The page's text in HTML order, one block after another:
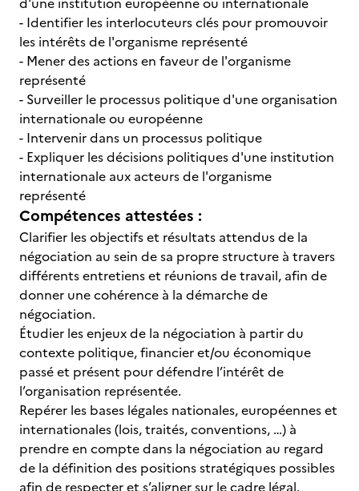
- Identifier les interlocuteurs clés pour promouvoir
les intérêts de l'organisme représenté
- Mener des actions en faveur de l'organisme
représenté
- Surveiller le processus politique d'une organisation
internationale ou européenne
- Intervenir dans un processus politique
- Expliquer les décisions politiques d'une institution
internationale aux acteurs de l'organisme
représenté
Compétences attestées :
Clarifier les objectifs et résultats attendus de la
négociation au sein de sa propre structure à travers
différents entretiens et réunions de travail, afin de
donner une cohérence à la démarche de
négociation.
Étudier les enjeux de la négociation à partir du
contexte politique, financier et/ou économique
passé et présent pour défendre l’intérêt de
l’organisation représentée.
Repérer les bases légales nationales, européennes et
internationales (lois, traités, conventions, …) à
prendre en compte dans la négociation au regard
de la définition des positions stratégiques possibles
afin de respecter et s’aligner sur le cadre légal.